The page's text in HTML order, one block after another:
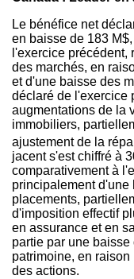
Le bénéfice net
en baisse de 183
l'exercice
des marchés, en
et d'une baisse des
déclaré de l'exercice
augmentations de la
immobiliers,
ajustement de la
jacent s'est chiffré à
comparativement à
principalement d'une
placements,
d'imposition effectif
en assurance et en
partie par une
patrimoine, en
des actions.